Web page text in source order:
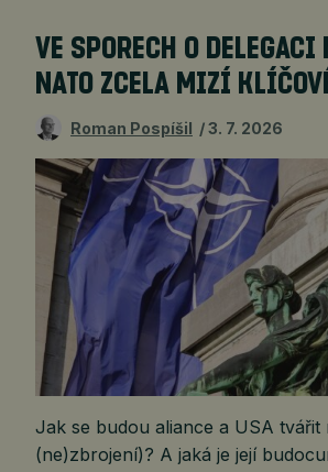
VE SPORECH O
NATO ZCELA MIZÍ
Roman Pospíšil 3. 7. 2026
Jak se budou aliance a USA tvářit
(ne)zbrojení)? A jaká je její